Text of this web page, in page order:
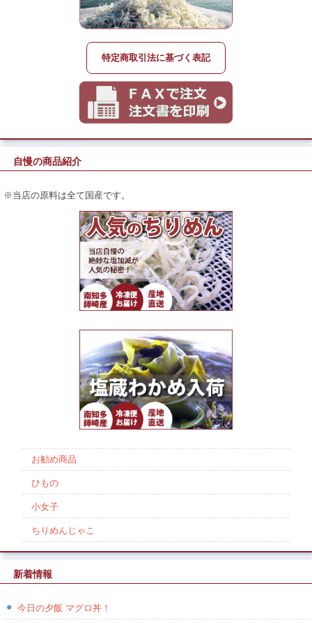
特定商取引法に基づく表記
自慢の商品紹介
※当店の原料は全て国産です。
お勧め商品
ひもの
小女子
ちりめんじゃこ
新着情報
今日の夕飯 マグロ丼！